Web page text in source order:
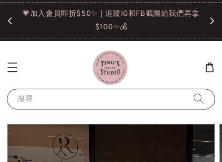
選
💗加入會員即折$50✨｜追蹤IG和FB截圖給我們再拿
$100✨💰
搜尋